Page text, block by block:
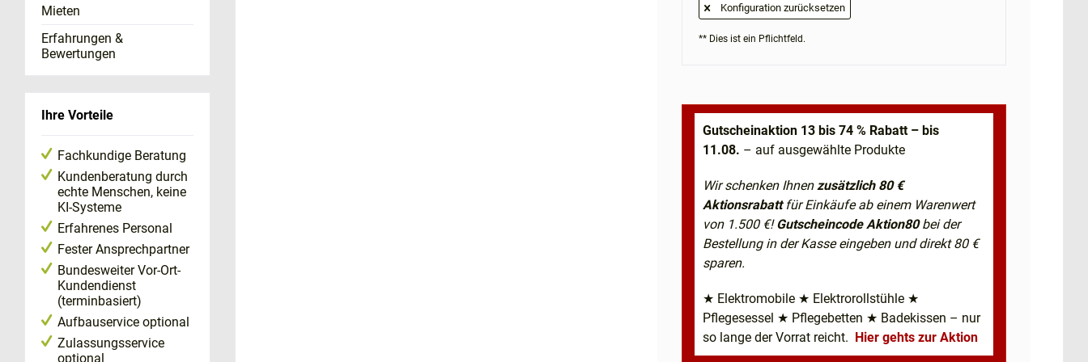
Mieten
Erfahrungen &
Bewertungen
Ihre Vorteile
Fachkundige Beratung
Kundenberatung durch
echte Menschen, keine
KI-Systeme
Erfahrenes Personal
Fester Ansprechpartner
Bundesweiter Vor-Ort-
Kundendienst
(terminbasiert)
Aufbauservice optional
Zulassungsservice
optional
Konfiguration zurücksetzen
** Dies ist ein Pflichtfeld.
Gutscheinaktion 13 bis 74 % Rabatt – bis
11.08. – auf ausgewählte Produkte
Wir schenken Ihnenzusätzlich 80 €
Aktionsrabattfür Einkäufe ab einem Warenwert
von 1.500 €!Gutscheincode Aktion80bei der
Bestellung in der Kasse eingeben und direkt 80 €
sparen.
★ Elektromobile ★ Elektrorollstühle ★
Pflegesessel ★ Pflegebetten ★ Badekissen – nur
so lange der Vorrat reicht. Hier gehts zur Aktion